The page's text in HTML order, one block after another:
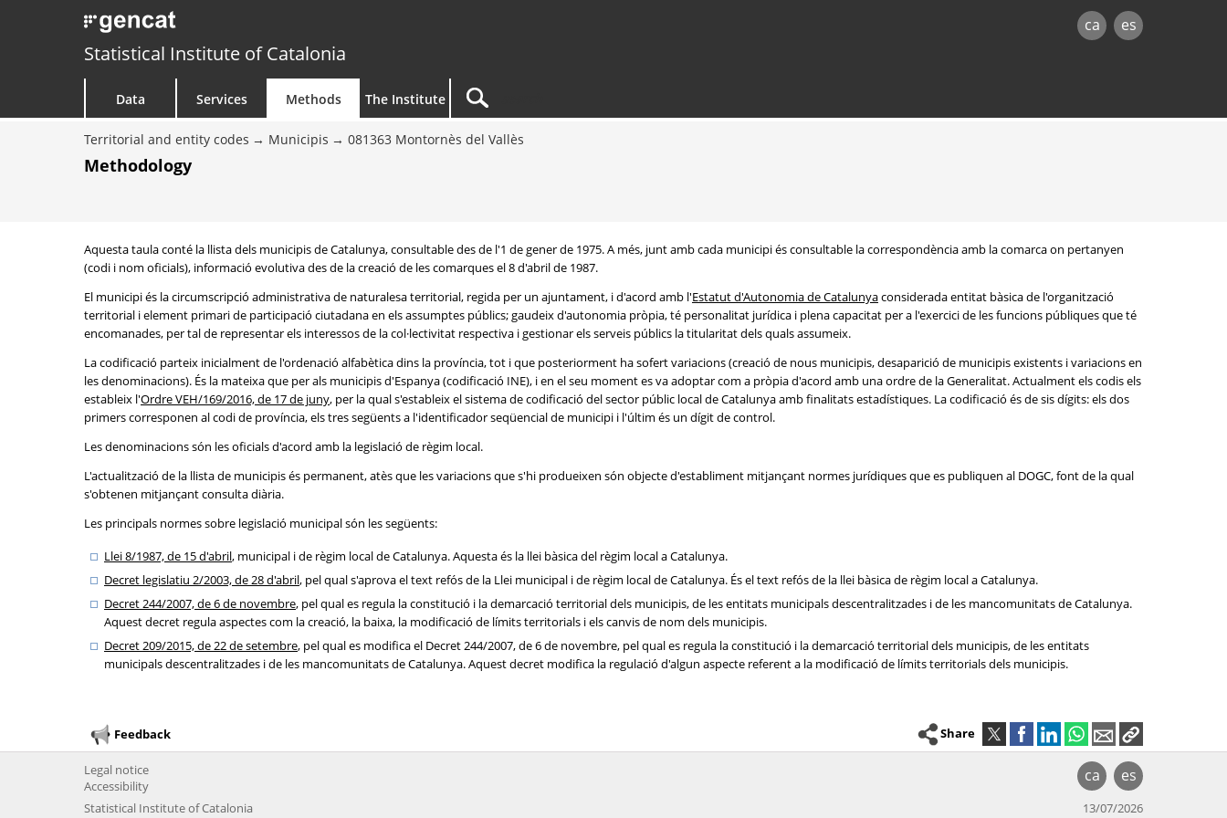
ca es
Statistical Institute of Catalonia
Data Services Methods The Institute
Territorial and entity codes Municipis 081363 Montornès del Vallès
Methodology
Aquesta taula conté la llista dels municipis de Catalunya, consultable des de l'1 de gener de 1975. A més, junt amb cada municipi és consultable la correspondència amb la comarca on pertanyen
(codi i nom oficials), informació evolutiva des de la creació de les comarques el 8 d'abril de 1987.
El municipi és la circumscripció administrativa de naturalesa territorial, regida per un ajuntament, i d'acord amb l'Estatut d'Autonomia de Catalunyaconsiderada entitat bàsica de l'organització
territorial i element primari de participació ciutadana en els assumptes públics; gaudeix d'autonomia pròpia, té personalitat jurídica i plena capacitat per a l'exercici de les funcions públiques que té
encomanades, per tal de representar els interessos de la col·lectivitat respectiva i gestionar els serveis públics la titularitat dels quals assumeix.
La codificació parteix inicialment de l'ordenació alfabètica dins la província, tot i que posteriorment ha sofert variacions (creació de nous municipis, desaparició de municipis existents i variacions en
les denominacions). És la mateixa que per als municipis d'Espanya (codificació INE), i en el seu moment es va adoptar com a pròpia d'acord amb una ordre de la Generalitat. Actualment els codis els
estableix l'Ordre VEH/169/2016, de 17 de juny, per la qual s'estableix el sistema de codificació del sector públic local de Catalunya amb finalitats estadístiques. La codificació és de sis dígits: els dos
primers corresponen al codi de província, els tres següents a l'identificador seqüencial de municipi i l'últim és un dígit de control.
Les denominacions són les oficials d'acord amb la legislació de règim local.
L'actualització de la llista de municipis és permanent, atès que les variacions que s'hi produeixen són objecte d'establiment mitjançant normes jurídiques que es publiquen al DOGC, font de la qual
s'obtenen mitjançant consulta diària.
Les principals normes sobre legislació municipal són les següents:
Llei 8/1987, de 15 d'abril, municipal i de règim local de Catalunya. Aquesta és la llei bàsica del règim local a Catalunya.
Decret legislatiu 2/2003, de 28 d'abril, pel qual s'aprova el text refós de la Llei municipal i de règim local de Catalunya. És el text refós de la llei bàsica de règim local a Catalunya.
Decret 244/2007, de 6 de novembre, pel qual es regula la constitució i la demarcació territorial dels municipis, de les entitats municipals descentralitzades i de les mancomunitats de Catalunya.
Aquest decret regula aspectes com la creació, la baixa, la modificació de límits territorials i els canvis de nom dels municipis.
Decret 209/2015, de 22 de setembre, pel qual es modifica el Decret 244/2007, de 6 de novembre, pel qual es regula la constitució i la demarcació territorial dels municipis, de les entitats
municipals descentralitzades i de les mancomunitats de Catalunya. Aquest decret modifica la regulació d'algun aspecte referent a la modificació de límits territorials dels municipis.
Feedback Share
ca es
Legal notice
Accessibility
Statistical Institute of Catalonia
13/07/2026